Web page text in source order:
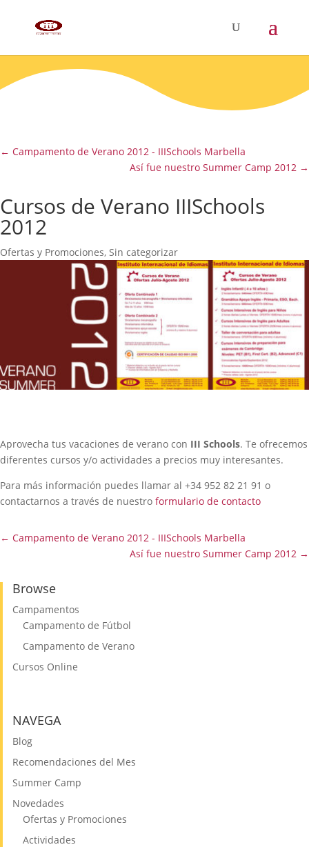
← Campamento de Verano 2012 - IIISchools Marbella
Así fue nuestro Summer Camp 2012 →
Cursos de Verano IIISchools
2012
Ofertas y Promociones, Sin categorizar
Aprovecha tus vacaciones de verano con III Schools. Te ofrecemos
diferentes cursos y/o actividades a precios muy interesantes.
Para más información puedes llamar al +34 952 82 21 91 o
contactarnos a través de nuestro formulario de contacto
← Campamento de Verano 2012 - IIISchools Marbella
Así fue nuestro Summer Camp 2012 →
Browse
Campamentos
Campamento de Fútbol
Campamento de Verano
Cursos Online
NAVEGA
Blog
Recomendaciones del Mes
Summer Camp
Novedades
Ofertas y Promociones
Actividades